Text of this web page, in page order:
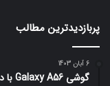
پربازدیدترین مطالب
6 آبان 1403
گوشی Galaxy A56 با دوربین بهتر همراه است